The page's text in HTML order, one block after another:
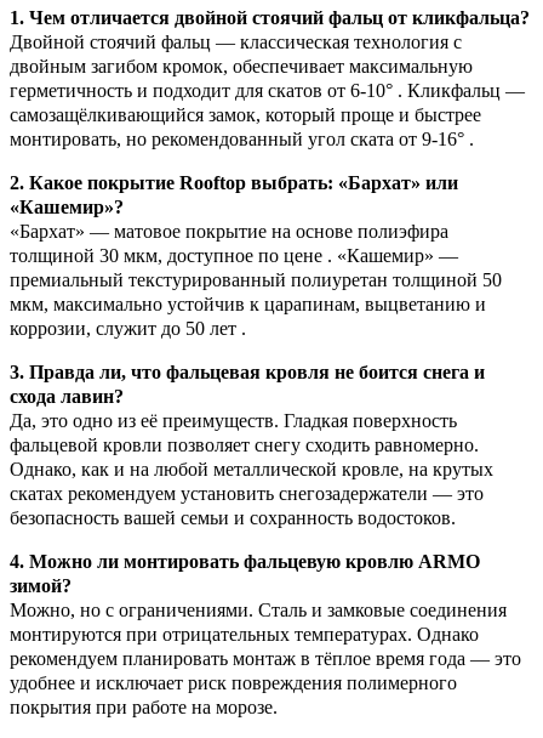
1. Чем отличается двойной стоячий фальц от кликфальца?
Двойной стоячий фальц — классическая технология с
двойным загибом кромок, обеспечивает максимальную
герметичность и подходит для скатов от 6-10° . Кликфальц —
самозащёлкивающийся замок, который проще и быстрее
монтировать, но рекомендованный угол ската от 9-16° .
2. Какое покрытие Rooftop выбрать: «Бархат» или
«Кашемир»?
«Бархат» — матовое покрытие на основе полиэфира
толщиной 30 мкм, доступное по цене . «Кашемир» —
премиальный текстурированный полиуретан толщиной 50
мкм, максимально устойчив к царапинам, выцветанию и
коррозии, служит до 50 лет .
3. Правда ли, что фальцевая кровля не боится снега и
схода лавин?
Да, это одно из её преимуществ. Гладкая поверхность
фальцевой кровли позволяет снегу сходить равномерно.
Однако, как и на любой металлической кровле, на крутых
скатах рекомендуем установить снегозадержатели — это
безопасность вашей семьи и сохранность водостоков.
4. Можно ли монтировать фальцевую кровлю ARMO
зимой?
Можно, но с ограничениями. Сталь и замковые соединения
монтируются при отрицательных температурах. Однако
рекомендуем планировать монтаж в тёплое время года — это
удобнее и исключает риск повреждения полимерного
покрытия при работе на морозе.